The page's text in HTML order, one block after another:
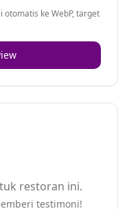
otomatis ke WebP, target
restoran ini.
testimoni!